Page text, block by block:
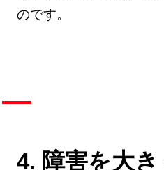
のです。
4. 障害を大